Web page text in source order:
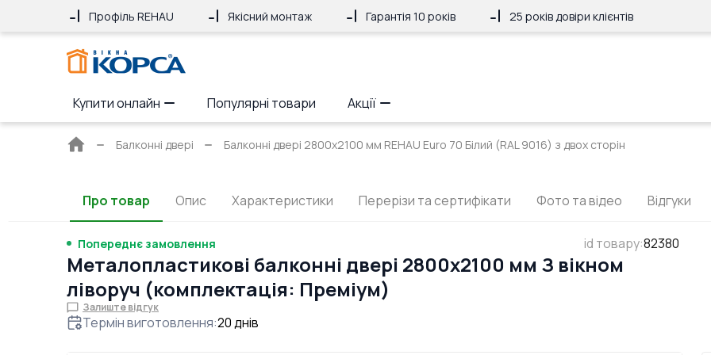
Профіль REHAU Якісний монтаж Гарантія 10 років 25 років довіри клієнтів
Купити онлайн Популярні товари Акції
Головна
Балконні двері Балконні двері 2800x2100 мм REHAU Euro 70 Білий (RAL 9016) з двох сторін
Про товар Опис Характеристики Перерізи та сертифікати Фото та відео Відгуки
Попереднє замовлення id товару:82380
Металопластикові балконні двері 2800x2100 мм З вікном
ліворуч (комплектація: Преміум)
Залиште відгук
Термін виготовлення:20днів